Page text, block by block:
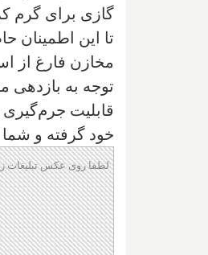
گازی برای گرم
تا این‌
مخازن فارغ از
توجه به بازدهی
قابلیت
خود گرفته و
لطفا روی عکس تبلیغات